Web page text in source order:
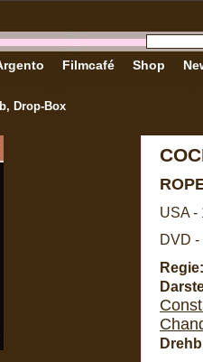
Drop-Box
Filmcafé Shop
USA -
DVD -
Regie: